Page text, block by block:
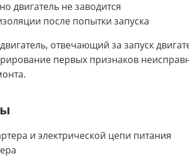
двигатель не заводится
после попытки запуска
отвечающий за запуск
первых признаков
и электрической цепи питания